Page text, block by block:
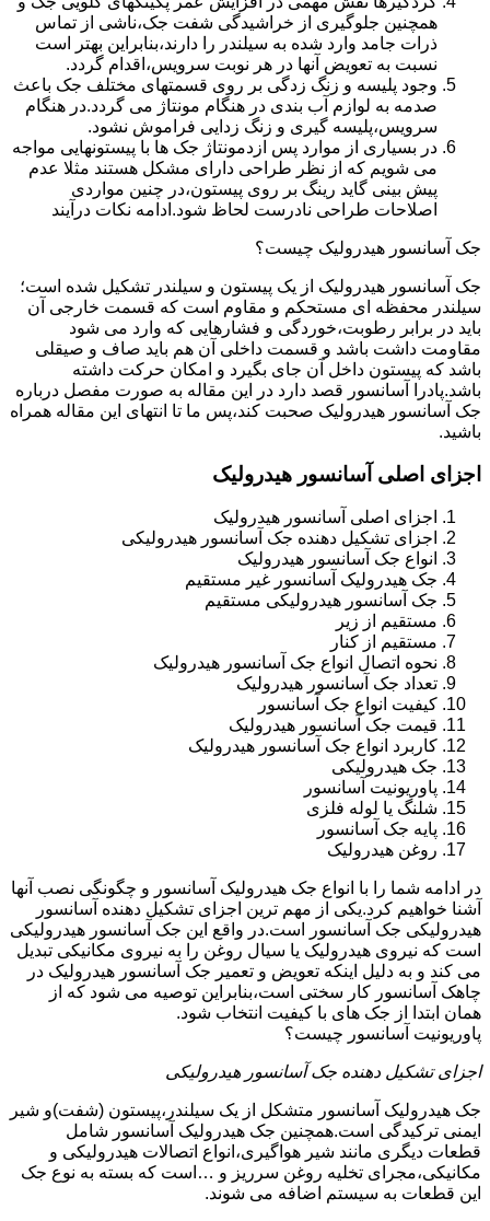
همچنین جلوگیری از خراشیدگی شفت جک،ناشی از تماس
ذرات جامد وارد شده به سیلندر را دارند،بنابراین بهتر است
نسبت به تعویض آنها در هر نوبت سرویس،اقدام گردد.
وجود پلیسه و زنگ زدگی بر روی قسمتهای مختلف جک باعث
صدمه به لوازم آب بندی در هنگام مونتاژ می گردد.در هنگام
سرویس،پلیسه گیری و زنگ زدایی فراموش نشود.
در بسیاری از موارد پس ازدمونتاژ جک ها با پیستونهایی مواجه
می شویم که از نظر طراحی دارای مشکل هستند مثلا عدم
پیش بینی گاید رینگ بر روی پیستون،در چنین مواردی
اصلاحات طراحی نادرست لحاظ شود.ادامه نکات درآیند
جک آسانسور هیدرولیک چیست؟
جک آسانسور هیدرولیک از یک پیستون و سیلندر تشکیل شده است؛
سیلندر محفظه ای مستحکم و مقاوم است که قسمت خارجی آن
باید در برابر رطوبت،خوردگی و فشارهایی که وارد می شود
مقاومت داشت باشد و قسمت داخلی آن هم باید صاف و صیقلی
باشد که پیستون داخل آن جای بگیرد و امکان حرکت داشته
باشد.پادرا آسانسور قصد دارد در این مقاله به صورت مفصل درباره
جک آسانسور هیدرولیک صحبت کند،پس ما تا انتهای این مقاله همراه
باشید.
اجزای اصلی آسانسور هیدرولیک
اجزای اصلی آسانسور هیدرولیک
اجزای تشکیل دهنده جک آسانسور هیدرولیکی
انواع جک آسانسور هیدرولیک
جک هیدرولیک آسانسور غیر مستقیم
جک آسانسور هیدرولیکی مستقیم
مستقیم از زیر
مستقیم از کنار
نحوه اتصال انواع جک آسانسور هیدرولیک
تعداد جک آسانسور هیدرولیک
کیفیت انواع جک آسانسور
قیمت جک آسانسور هیدرولیک
کاربرد انواع جک آسانسور هیدرولیک
جک هیدرولیکی
پاوریونیت آسانسور
شلنگ یا لوله فلزی
پایه جک آسانسور
روغن هیدرولیک
در ادامه شما را با انواع جک هیدرولیک آسانسور و چگونگی نصب آنها
آشنا خواهیم کرد.یکی از مهم ترین اجزای تشکیل دهنده آسانسور
هیدرولیکی جک آسانسور است.در واقع این جک آسانسور هیدرولیکی
است که نیروی هیدرولیک یا سیال روغن را به نیروی مکانیکی تبدیل
می کند و به دلیل اینکه تعویض و تعمیر جک آسانسور هیدرولیک در
چاهک آسانسور کار سختی است،بنابراین توصیه می شود که از
همان ابتدا از جک های با کیفیت انتخاب شود.
پاوریونیت آسانسور چیست؟
اجزای تشکیل دهنده جک آسانسور هیدرولیکی
جک هیدرولیک آسانسور متشکل از یک سیلندر،پیستون (شفت)و شیر
ایمنی ترکیدگی است.همچنین جک هیدرولیک آسانسور شامل
قطعات دیگری مانند شیر هواگیری،انواع اتصالات هیدرولیکی و
مکانیکی،مجرای تخلیه روغن سرریز و …است که بسته به نوع جک
این قطعات به سیستم اضافه می شوند.